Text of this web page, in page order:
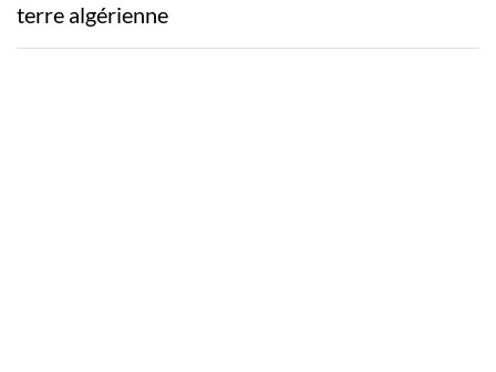
terre algérienne